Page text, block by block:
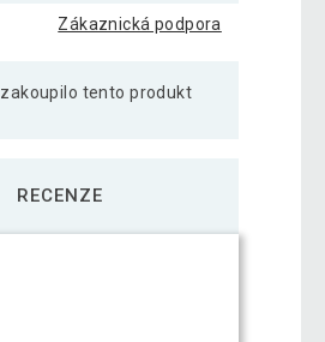
Zákaznická podpora
tento produkt
RECENZE